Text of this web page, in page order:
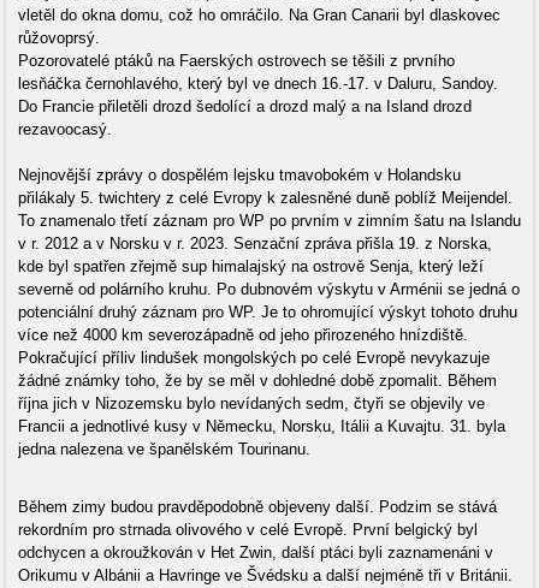
vletěl do okna domu, což ho omráčilo. Na Gran Canarii byl dlaskovec
růžovoprsý.
Pozorovatelé ptáků na Faerských ostrovech se těšili z prvního
lesňáčka černohlavého, který byl ve dnech 16.-17. v Daluru, Sandoy.
Do Francie přiletěli drozd šedolící a drozd malý a na Island drozd
rezavoocasý.
Nejnovější zprávy o dospělém lejsku tmavobokém v Holandsku
přilákaly 5. twichtery z celé Evropy k zalesněné duně poblíž Meijendel.
To znamenalo třetí záznam pro WP po prvním v zimním šatu na Islandu
v r. 2012 a v Norsku v r. 2023. Senzační zpráva přišla 19. z Norska,
kde byl spatřen zřejmě sup himalajský na ostrově Senja, který leží
severně od polárního kruhu. Po dubnovém výskytu v Arménii se jedná o
potenciální druhý záznam pro WP. Je to ohromující výskyt tohoto druhu
více než 4000 km severozápadně od jeho přirozeného hnízdiště.
Pokračující příliv lindušek mongolských po celé Evropě nevykazuje
žádné známky toho, že by se měl v dohledné době zpomalit. Během
října jich v Nizozemsku bylo nevídaných sedm, čtyři se objevily ve
Francii a jednotlivé kusy v Německu, Norsku, Itálii a Kuvajtu. 31. byla
jedna nalezena ve španělském Tourinanu.
Během zimy budou pravděpodobně objeveny další. Podzim se stává
rekordním pro strnada olivového v celé Evropě. První belgický byl
odchycen a okroužkován v Het Zwin, další ptáci byli zaznamenáni v
Orikumu v Albánii a Havringe ve Švédsku a další nejméně tři v Británii.